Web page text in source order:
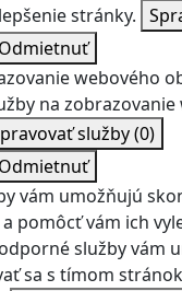
stránky.
Odmietnuť
webového
na
služby(0)
Odmietnuť
vám umožňujú
pomôcť vám ich
služby vám
sa s tímom